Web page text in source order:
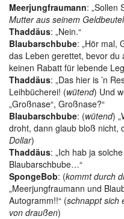
Meerjungfraumann: „Sollen
Mutter aus seinem Geldbeutel
Thaddäus: „Nein.“
Blaubarschbube: „Hör mal,
das Leben gerettet, bevor du
keinen Rabatt für lebende
Thaddäus: „Das hier is ’n
Leihbücherei! (wütend) Und
„Großnase“, Großnase?“
Blaubarschbube: (wütend)
droht, dann glaub bloß nicht,
Dollar)
Thaddäus: „Ich hab ja
Blaubarschbube…“
SpongeBob: (kommt durch
„Meerjungfraumann und
Autogramm!!“ (schnappt sich
von draußen)